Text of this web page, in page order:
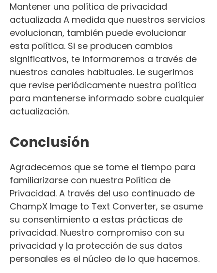
Mantener una política de privacidad
actualizada A medida que nuestros servicios
evolucionan, también puede evolucionar
esta política. Si se producen cambios
significativos, te informaremos a través de
nuestros canales habituales. Le sugerimos
que revise periódicamente nuestra política
para mantenerse informado sobre cualquier
actualización.
Conclusión
Agradecemos que se tome el tiempo para
familiarizarse con nuestra Política de
Privacidad. A través del uso continuado de
ChampX Image to Text Converter, se asume
su consentimiento a estas prácticas de
privacidad. Nuestro compromiso con su
privacidad y la protección de sus datos
personales es el núcleo de lo que hacemos.